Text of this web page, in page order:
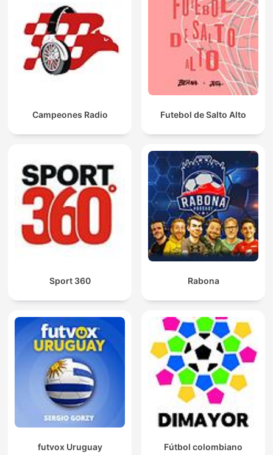
Campeones Radio Futebol de Salto Alto
Sport 360 Rabona
futvox Uruguay Fútbol colombiano